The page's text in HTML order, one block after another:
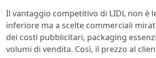
Il vantaggio competitivo di LIDL non è
inferiore ma a scelte commerciali
dei costi pubblicitari, packaging
volumi di vendita. Così, il prezzo al